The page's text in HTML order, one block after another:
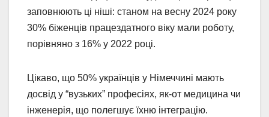
заповнюють ці ніші: станом на весну 2024 року
30% біженців працездатного віку мали роботу,
порівняно з 16% у 2022 році.
Цікаво, що 50% українців у Німеччині мають
досвід у “вузьких” професіях, як-от медицина чи
інженерія, що полегшує їхню інтеграцію.